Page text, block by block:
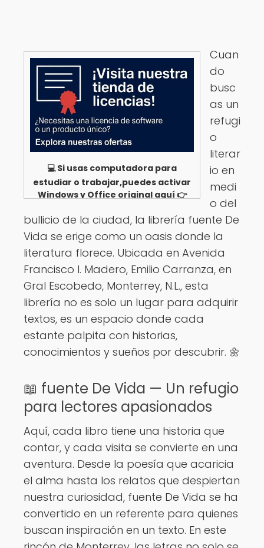
💻 Si usas computadora para
estudiar o trabajar,puedes activar
Windows y Office original aquí 👉
Cuan
do
busc
as un
refugi
o
literar
io en
medi
o del
bullicio de la ciudad, la librería fuente De
Vida se erige como un oasis donde la
literatura florece. Ubicada en Avenida
Francisco I. Madero, Emilio Carranza, en
Gral Escobedo, Monterrey, N.L., esta
librería no es solo un lugar para adquirir
textos, es un espacio donde cada
estante palpita con historias,
conocimientos y sueños por descubrir. 🌼
📖 fuente De Vida — Un refugio
para lectores apasionados
Aquí, cada libro tiene una historia que
contar, y cada visita se convierte en una
aventura. Desde la poesía que acaricia
el alma hasta los relatos que despiertan
nuestra curiosidad, fuente De Vida se ha
convertido en un referente para quienes
buscan inspiración en un texto. En este